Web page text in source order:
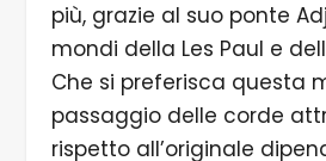
più, grazie al suo ponte
mondi della Les Paul e
Che si preferisca questa
passaggio delle corde
rispetto all’originale